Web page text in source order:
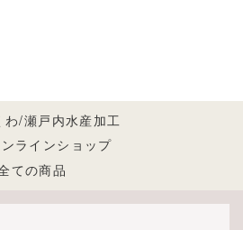
/瀬戸内水産加工
ラインショップ
ての商品